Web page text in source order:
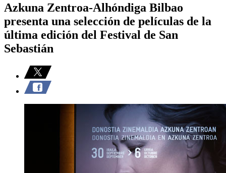
Azkuna Zentroa-Alhóndiga Bilbao
presenta una selección de películas de la
última edición del Festival de San
Sebastián